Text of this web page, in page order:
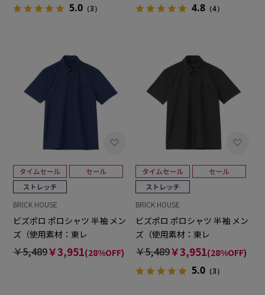
5.0（3） 4.8 （4）
BRICK HOUSE
ビズポロ ポロシャツ 半袖 メン
ズ（使用素材：東レ
FIELDSENSOR(R)秒乾(R)）
￥5,489￥3,951(28%OFF)
BRICK HOUSE
ビズポロ ポロシャツ 半袖 メン
ズ（使用素材：東レ
FIELDSENSOR(R)秒乾(R)）
￥5,489￥3,951(28%OFF)
5.0 （3）